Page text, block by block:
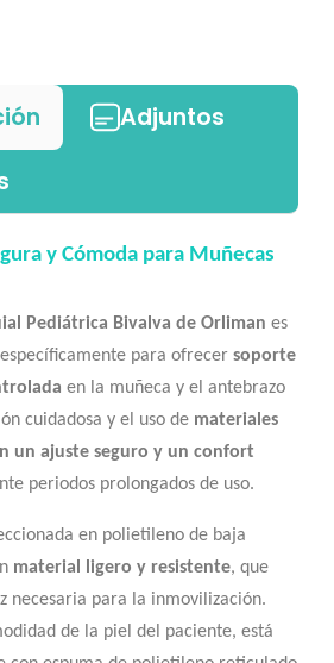
Adjuntos
y Cómoda para Muñecas
Pediátrica Bivalva de Orliman es
para ofrecer soporte
en la muñeca y el antebrazo
cuidadosa y el uso de materiales
un ajuste seguro y un confort
periodos prolongados de uso.
en polietileno de baja
material ligero y resistente, que
necesaria para la inmovilización.
de la piel del paciente, está